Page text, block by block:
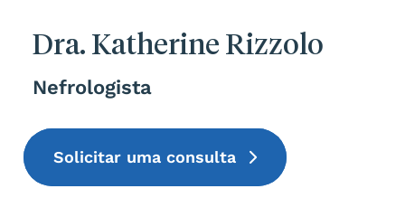
Dra. Katherine Rizzolo
Nefrologista
Solicitar uma consulta